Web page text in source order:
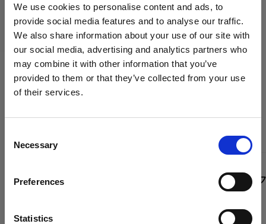
We use cookies to personalise content and ads, to
provide social media features and to analyse our traffic.
We also share information about your use of our site with
our social media, advertising and analytics partners who
may combine it with other information that you’ve
provided to them or that they’ve collected from your use
of their services.
Selection
Necessary
Preferences
Statistics
地域を変更しますか？
Poland
Clic ソフトグリッド 1x3*
グリッド・
mm